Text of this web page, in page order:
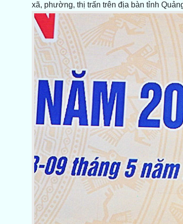
xã, phường, thị trấn trên địa bàn tỉnh